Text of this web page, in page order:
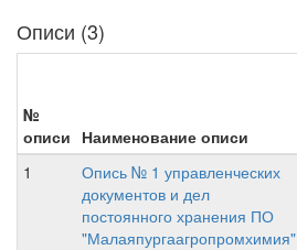
Описи (3)
№
описи Наименование описи
1
Опись № 1 управленческих
документов и дел
постоянного хранения ПО
"Малаяпургаагропромхимия"